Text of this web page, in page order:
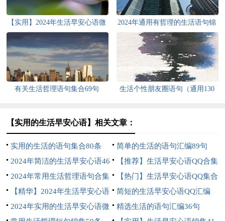
【实用】2024年生活早安心语微
信摘录53条
2024年通用有哲理的生活语句锦
集88条
有关生活哲理语句集合69句
生活个性朋友圈语句（通用130
【实用的生活早安心语】相关文章：
实用的生活的语句集合80条
简单的生活的语句汇编89句
2024年简洁的生活早安心语46
句
【推荐】生活早安心语QQ合集
55句
2024年常用生活哲理语句合集
67句
【热门】生活早安心语QQ集合
39条
【精华】2024年生活早安心语
朋友圈合集65句
简短的生活早安心语QQ汇编
40句
2024年实用的生活早安心语微
精选生活的语句汇编36句